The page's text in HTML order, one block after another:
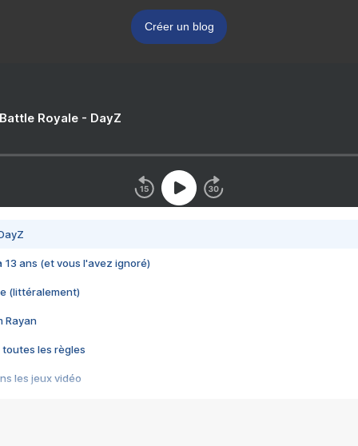
Créer un blog
Royale - DayZ
13 ans (et vous l'avez ignoré)
(littéralement)
Rayan
toutes les règles
les jeux vidéo